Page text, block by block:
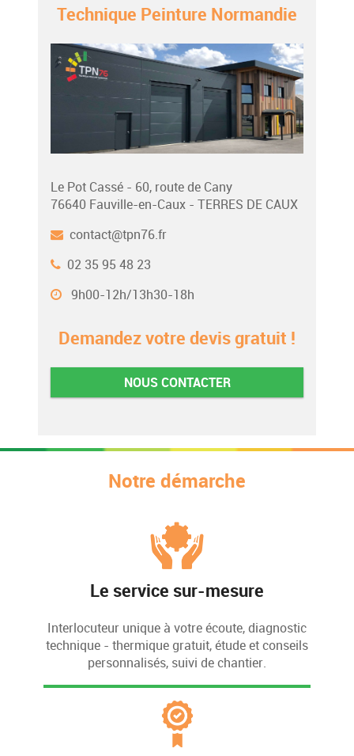
Technique Peinture Normandie
Le Pot Cassé - 60, route de Cany
76640 Fauville-en-Caux - TERRES DE CAUX
contact@tpn76.fr
02 35 95 48 23
9h00-12h/13h30-18h
Demandez votre devis gratuit !
NOUS CONTACTER
Notre démarche
Le service sur-mesure
Interlocuteur unique à votre écoute, diagnostic
technique - thermique gratuit, étude et conseils
personnalisés, suivi de chantier.